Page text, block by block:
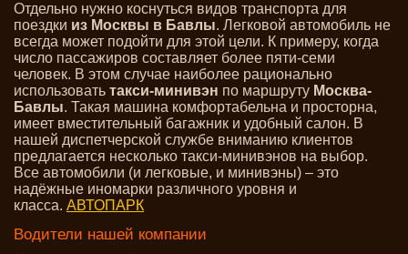
Отдельно нужно коснуться видов транспорта для
поездки из Москвы в Бавлы. Легковой автомобиль не
всегда может подойти для этой цели. К примеру, когда
число пассажиров составляет более пяти-семи
человек. В этом случае наиболее рационально
использовать такси-минивэн по маршруту Москва-
Бавлы. Такая машина комфортабельна и просторна,
имеет вместительный багажник и удобный салон. В
нашей диспетчерской службе вниманию клиентов
предлагается несколько такси-минивэнов на выбор.
Все автомобили (и легковые, и минивэны) – это
надёжные иномарки различного уровня и
класса. АВТОПАРК
Водители нашей компании